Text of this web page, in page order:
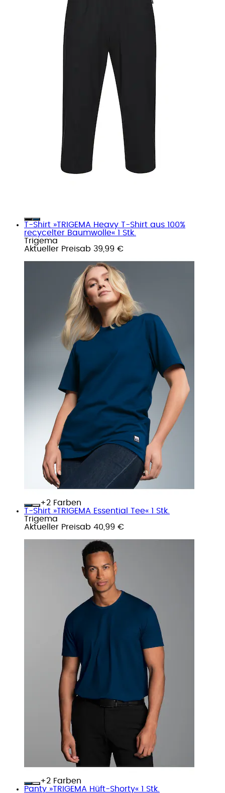
T-Shirt »TRIGEMA Heavy T-Shirt aus 100%
recycelter Baumwolle« 1 Stk.
Trigema
Aktueller Preisab 39,99 €
+
Farben
T-Shirt »TRIGEMA Essential Tee« 1 Stk.
Trigema
Aktueller Preisab 40,99 €
+
Farben
Panty »TRIGEMA Hüft-Shorty« 1 Stk.